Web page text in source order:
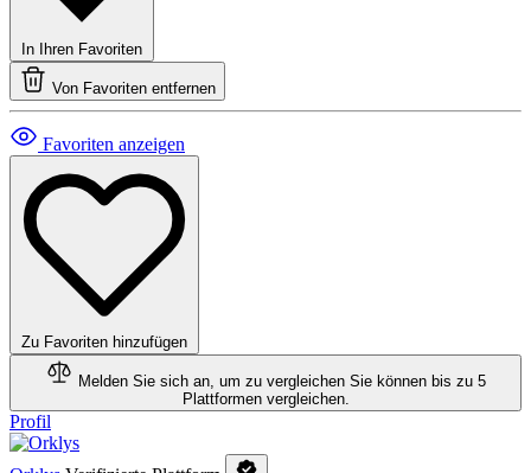
In Ihren Favoriten
Von Favoriten entfernen
Favoriten anzeigen
Zu Favoriten hinzufügen
Melden Sie sich an, um zu vergleichen Sie können bis zu 5
Plattformen vergleichen.
Profil